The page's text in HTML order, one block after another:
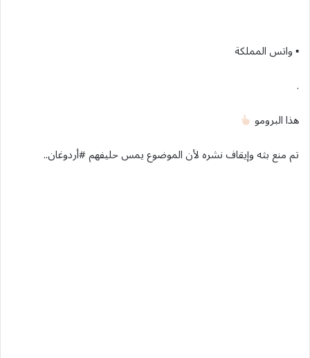
▪︎ واتس المملكة
.
هذا البرومو
تم منع بثه وإيقاف نشره لأن الموضوع يمس حليفهم #أردوغان..